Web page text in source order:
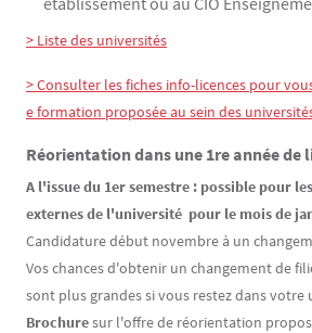
> Liste des universités
> Consulter les fiches info-licences pour
e formation proposée au sein des
Réorientation dans une 1re année de
A l'issue du 1er semestre : possible pour
externes de l'université pour le mois de
Candidature début novembre à un
Vos chances d'obtenir un changement de
sont plus grandes si vous restez dans votre
Brochuresur l'offre de réorientation